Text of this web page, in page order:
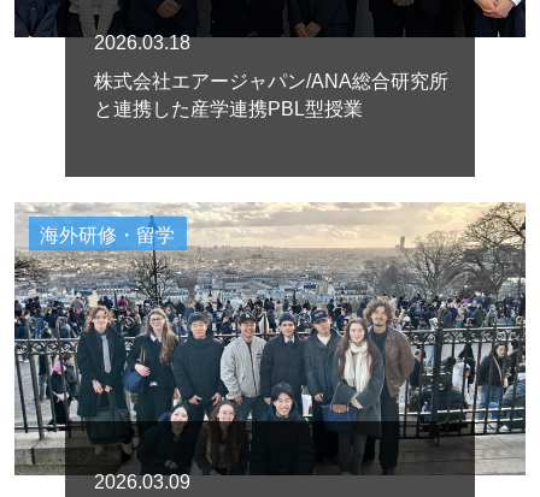
2026.03.18
株式会社エアージャパン/ANA総合研究所
と連携した産学連携PBL型授業
海外研修・留学
2026.03.09